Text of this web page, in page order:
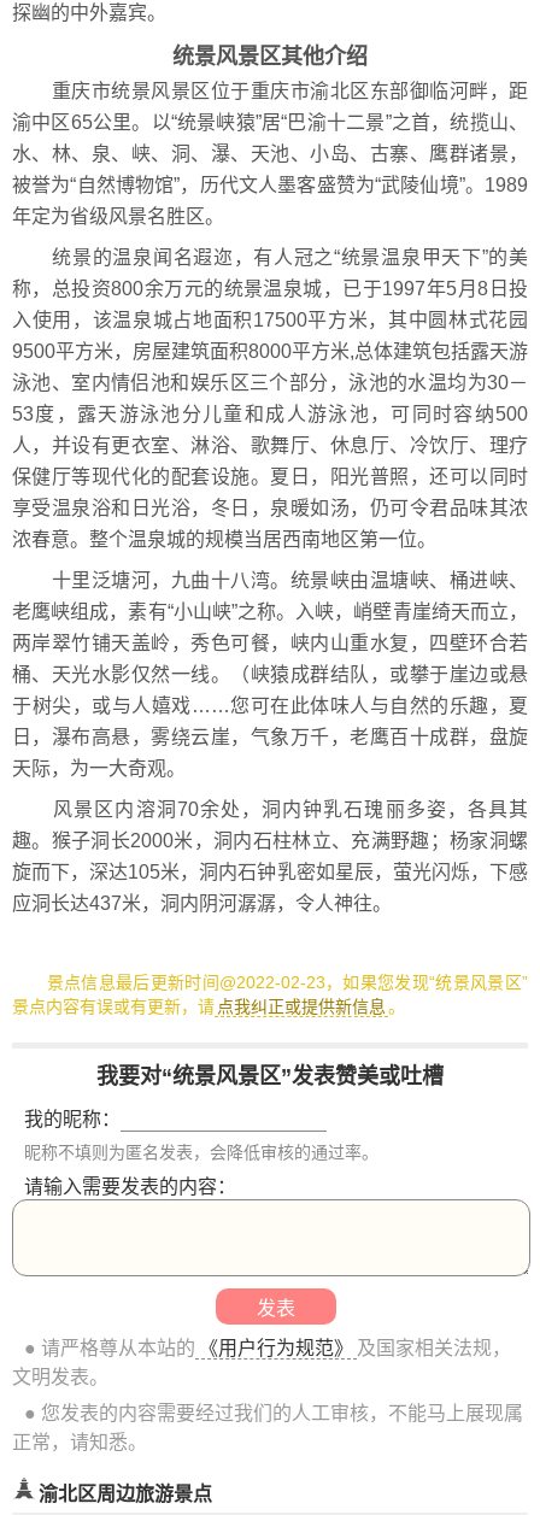
探幽的中外嘉宾。
统景风景区其他介绍
重庆市统景风景区位于重庆市渝北区东部御临河畔，距
渝中区65公里。以“统景峡猿”居“巴渝十二景”之首，统揽山、
水、林、泉、峡、洞、瀑、天池、小岛、古寨、鹰群诸景，
被誉为“自然博物馆”，历代文人墨客盛赞为“武陵仙境”。1989
年定为省级风景名胜区。
统景的温泉闻名遐迩，有人冠之“统景温泉甲天下”的美
称，总投资800余万元的统景温泉城，已于1997年5月8日投
入使用，该温泉城占地面积17500平方米，其中圆林式花园
9500平方米，房屋建筑面积8000平方米,总体建筑包括露天游
泳池、室内情侣池和娱乐区三个部分，泳池的水温均为30－
53度，露天游泳池分儿童和成人游泳池，可同时容纳500
人，并设有更衣室、淋浴、歌舞厅、休息厅、冷饮厅、理疗
保健厅等现代化的配套设施。夏日，阳光普照，还可以同时
享受温泉浴和日光浴，冬日，泉暖如汤，仍可令君品味其浓
浓春意。整个温泉城的规模当居西南地区第一位。
十里泛塘河，九曲十八湾。统景峡由温塘峡、桶进峡、
老鹰峡组成，素有“小山峡”之称。入峡，峭壁青崖绮天而立，
两岸翠竹铺天盖岭，秀色可餐，峡内山重水复，四壁环合若
桶、天光水影仅然一线。（峡猿成群结队，或攀于崖边或悬
于树尖，或与人嬉戏……您可在此体味人与自然的乐趣，夏
日，瀑布高悬，雾绕云崖，气象万千，老鹰百十成群，盘旋
天际，为一大奇观。
风景区内溶洞70余处，洞内钟乳石瑰丽多姿，各具其
趣。猴子洞长2000米，洞内石柱林立、充满野趣；杨家洞螺
旋而下，深达105米，洞内石钟乳密如星辰，萤光闪烁，下感
应洞长达437米，洞内阴河潺潺，令人神往。
景点信息最后更新时间@2022-02-23，如果您发现“统景风景区”
景点内容有误或有更新，请 点我纠正或提供新信息。
我要对“统景风景区”发表赞美或吐槽
我的昵称：
昵称不填则为匿名发表，会降低审核的通过率。
请输入需要发表的内容：
● 请严格尊从本站的 《用户行为规范》
及国家相关法规，
文明发表。
● 您发表的内容需要经过我们的人工审核，不能马上展现属
正常，请知悉。
渝北区周边旅游景点